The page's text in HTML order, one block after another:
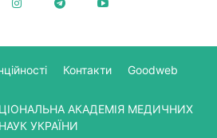
Контакти Goodweb
АКАДЕМІЯ МЕДИЧНИХ
НАУК УКРАЇНИ